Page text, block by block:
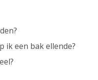
ik een bak ellende?